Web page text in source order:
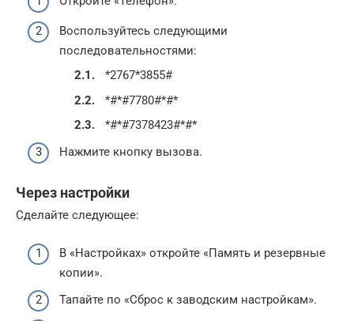
Воспользуйтесь следующими
последовательностями:
*2767*3855#
*#*#7780#*#*
*#*#7378423#*#*
Нажмите кнопку вызова.
Через настройки
Сделайте следующее:
В «Настройках» откройте «Память и резервные
копии».
Тапайте по «Сброс к заводским настройкам».